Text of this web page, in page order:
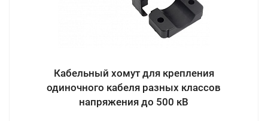
Кабельный хомут для крепления
одиночного кабеля разных классов
напряжения до 500 кВ